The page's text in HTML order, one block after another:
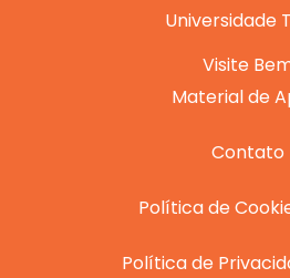
Universidade
Visite
Material de
Contato
Política de
Política de